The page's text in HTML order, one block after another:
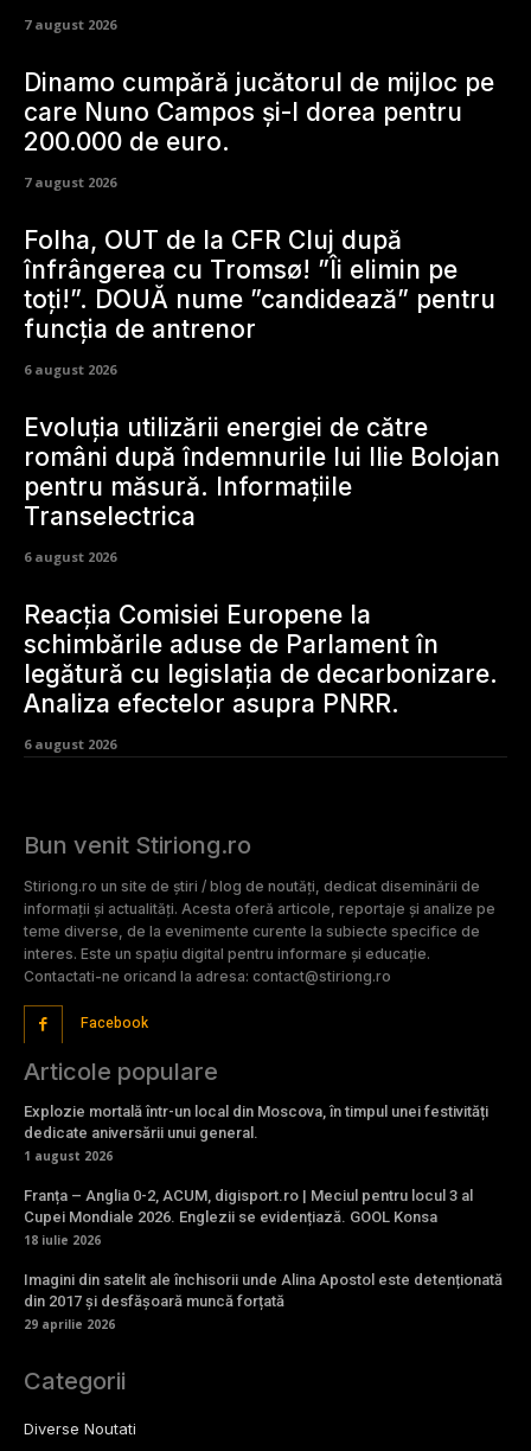
7 august 2026
Dinamo cumpără jucătorul de mijloc pe
care Nuno Campos și-l dorea pentru
200.000 de euro.
7 august 2026
Folha, OUT de la CFR Cluj după
înfrângerea cu Tromsø! ”Îi elimin pe
toți!”. DOUĂ nume ”candidează” pentru
funcția de antrenor
6 august 2026
Evoluția utilizării energiei de către
români după îndemnurile lui Ilie Bolojan
pentru măsură. Informațiile
Transelectrica
6 august 2026
Reacția Comisiei Europene la
schimbările aduse de Parlament în
legătură cu legislația de decarbonizare.
Analiza efectelor asupra PNRR.
6 august 2026
Bun venit Stiriong.ro
Stiriong.ro un site de știri / blog de noutăți, dedicat diseminării de
informații și actualități. Acesta oferă articole, reportaje și analize pe
teme diverse, de la evenimente curente la subiecte specifice de
interes. Este un spațiu digital pentru informare și educație.
Contactati-ne oricand la adresa: contact@stiriong.ro
Facebook
Articole populare
Explozie mortală într-un local din Moscova, în timpul unei festivități
dedicate aniversării unui general.
1 august 2026
Franța – Anglia 0-2, ACUM, digisport.ro | Meciul pentru locul 3 al
Cupei Mondiale 2026. Englezii se evidențiază. GOOL Konsa
18 iulie 2026
Imagini din satelit ale închisorii unde Alina Apostol este detenționată
din 2017 și desfășoară muncă forțată
29 aprilie 2026
Categorii
Diverse Noutati